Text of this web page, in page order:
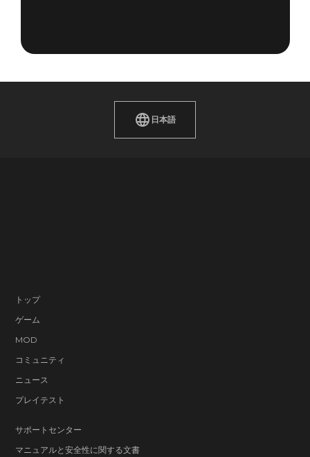
日本語
トップ
ゲーム
MOD
コミュニティ
ニュース
プレイテスト
サポートセンター
マニュアルと安全性に関する文書